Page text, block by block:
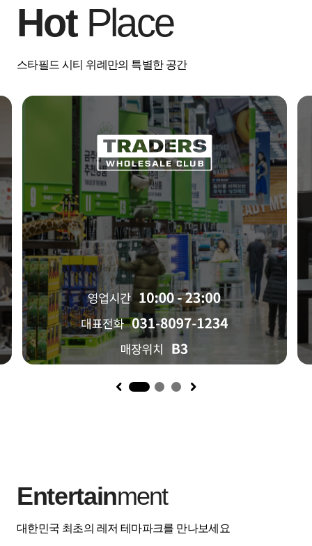
HotPlace
스타필드 시티 위례만의 특별한 공간
1
Entertainment
대한민국 최초의 레저 테마파크를 만나보세요